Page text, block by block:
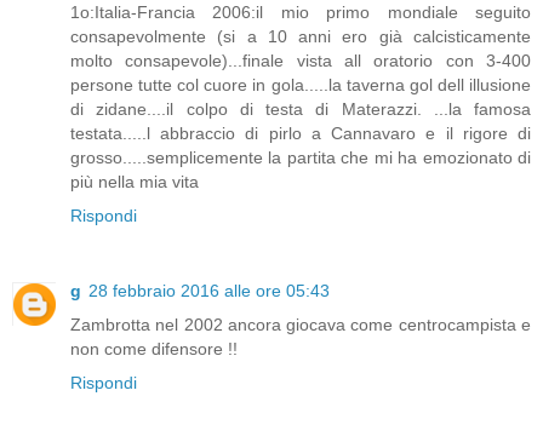
1o:Italia-Francia 2006:il mio primo mondiale seguito
consapevolmente (si a 10 anni ero già calcisticamente
molto consapevole)...finale vista all oratorio con 3-400
persone tutte col cuore in gola.....la taverna gol dell illusione
di zidane....il colpo di testa di Materazzi. ...la famosa
testata.....l abbraccio di pirlo a Cannavaro e il rigore di
grosso.....semplicemente la partita che mi ha emozionato di
più nella mia vita
Rispondi
g 28 febbraio 2016 alle ore 05:43
Zambrotta nel 2002 ancora giocava come centrocampista e
non come difensore !!
Rispondi